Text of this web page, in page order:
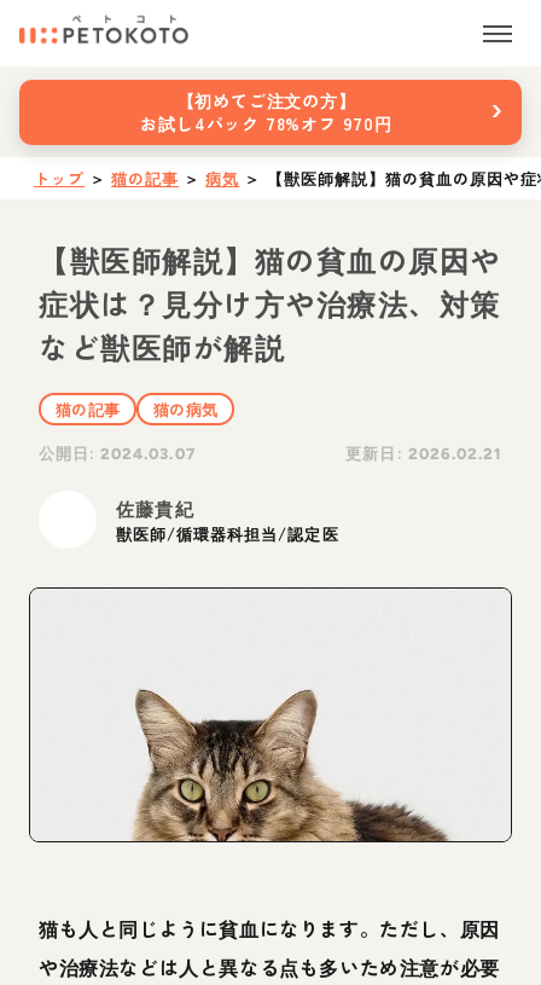
【初めてご注文の方】
お試し4パック 78%オフ 970円
›
トップ ＞ 猫の記事 ＞ 病気 ＞ 【獣医師解説】猫の貧血の原因や
【獣医師解説】猫の貧血の原因や
症状は？見分け方や治療法、対策
など獣医師が解説
猫の記事
猫の病気
公開日:2024.03.07 更新日: 2026.02.21
佐藤貴紀
獣医師/循環器科担当/認定医
猫も人と同じように貧血になります。ただし、原因
や治療法などは人と異なる点も多いため注意が必要